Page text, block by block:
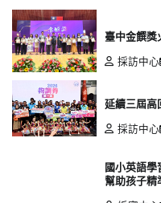
臺中金饌獎
採訪中心
延續三屆
採訪中心
國小英語學
幫助孩子精